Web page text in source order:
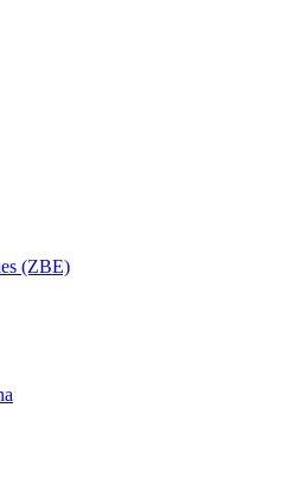
(ZBE)